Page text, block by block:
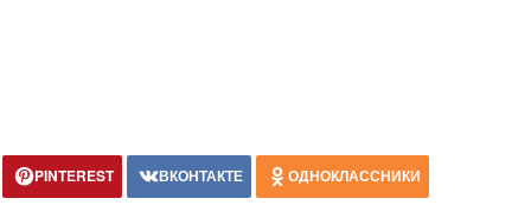
PINTEREST ВКОНТАКТЕ ОДНОКЛАССНИКИ